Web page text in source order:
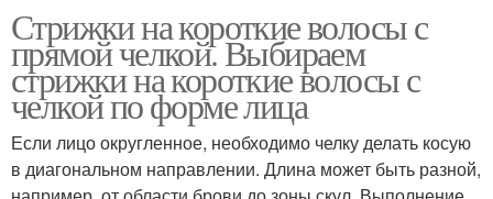
Стрижки на короткие волосы с
прямой челкой. Выбираем
стрижки на короткие волосы с
челкой по форме лица
Если лицо округленное, необходимо челку делать косую
в диагональном направлении. Длина может быть разной,